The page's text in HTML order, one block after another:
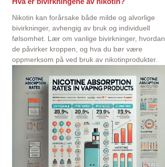
Nikotin kan forårsake både milde og alvorlige
bivirkninger, avhengig av bruk og individuell
følsomhet. Lær om vanlige bivirkninger, hvordan
de påvirker kroppen, og hva du bør være
oppmerksom på ved bruk av nikotinprodukter.